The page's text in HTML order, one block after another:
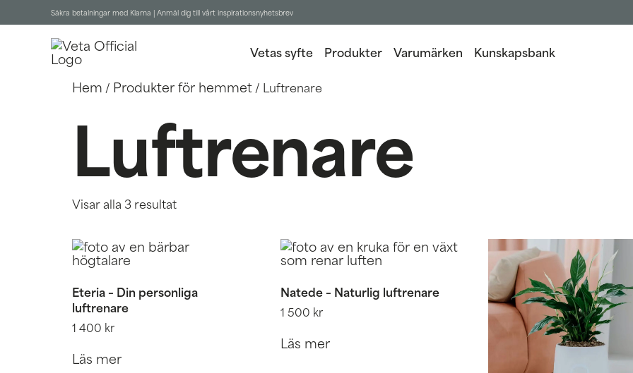
Säkra betalningar med Klarna | Anmäl dig till vårt inspirationsnyhetsbrev
Vetas syfte Produkter Varumärken Kunskapsbank
Hem / Produkter för hemmet/ Luftrenare
Luftrenare
Visar alla 3 resultat
Eteria – Din personliga
luftrenare
1 400 kr
Läs mer
Natede – Naturlig luftrenare
1 500 kr
Läs mer